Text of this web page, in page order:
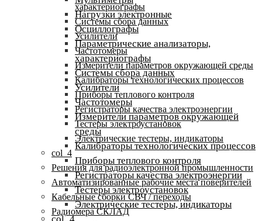
характериографы
Системы сбора данных
Усилители
Частотомеры
Измерители параметров окружающей среды
Калибраторы технологических процессов
Приборы теплового контроля
Регистраторы качества электроэнергии
Тестеры электроустановок
Электрические тестеры, индикаторы
col_4
Решения для радиоэлектронной промышленности
Автоматизированные рабочие места поверителей
Кабельные сборки СВЧ / переходы
Радиомера СКЛАД
Нагрузки электронные
Осциллографы
Параметрические анализаторы,
характериографы
Системы сбора данных
Усилители
Частотомеры
Измерители параметров окружающей
среды
Калибраторы технологических процессов
Приборы теплового контроля
Регистраторы качества электроэнергии
Тестеры электроустановок
Электрические тестеры, индикаторы